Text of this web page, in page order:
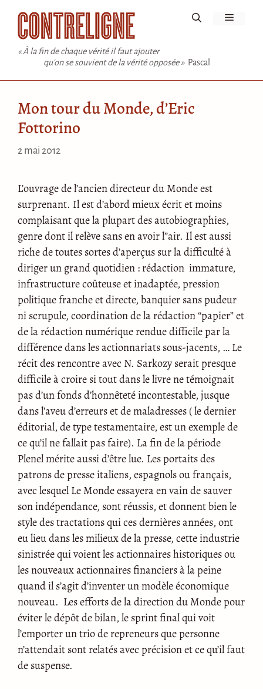
contenu
« À la fin de chaque vérité il faut ajouter
qu'on se souvient de la vérité opposée » Pascal
Menu
Mon tour du Monde, d’Eric
Fottorino
2 mai 2012
L’ouvrage de l’ancien directeur du Monde est
surprenant. Il est d’abord mieux écrit et moins
complaisant que la plupart des autobiographies,
genre dont il relève sans en avoir l”air. Il est aussi
riche de toutes sortes d’aperçus sur la difficulté à
diriger un grand quotidien : rédaction immature,
infrastructure coûteuse et inadaptée, pression
politique franche et directe, banquier sans pudeur
ni scrupule, coordination de la rédaction “papier” et
de la rédaction numérique rendue difficile par la
différence dans les actionnariats sous-jacents, … Le
récit des rencontre avec N. Sarkozy serait presque
difficile à croire si tout dans le livre ne témoignait
pas d’un fonds d’honnêteté incontestable, jusque
dans l’aveu d’erreurs et de maladresses ( le dernier
éditorial, de type testamentaire, est un exemple de
ce qu’il ne fallait pas faire). La fin de la période
Plenel mérite aussi d’être lue. Les portaits des
patrons de presse italiens, espagnols ou français,
avec lesquel Le Monde essayera en vain de sauver
son indépendance, sont réussis, et donnent bien le
style des tractations qui ces dernières années, ont
eu lieu dans les milieux de la presse, cette industrie
sinistrée qui voient les actionnaires historiques ou
les nouveaux actionnaires financiers à la peine
quand il s’agit d’inventer un modèle économique
nouveau. Les efforts de la direction du Monde pour
éviter le dépôt de bilan, le sprint final qui voit
l’emporter un trio de repreneurs que personne
n’attendait sont relatés avec précision et ce qu’il faut
de suspense.